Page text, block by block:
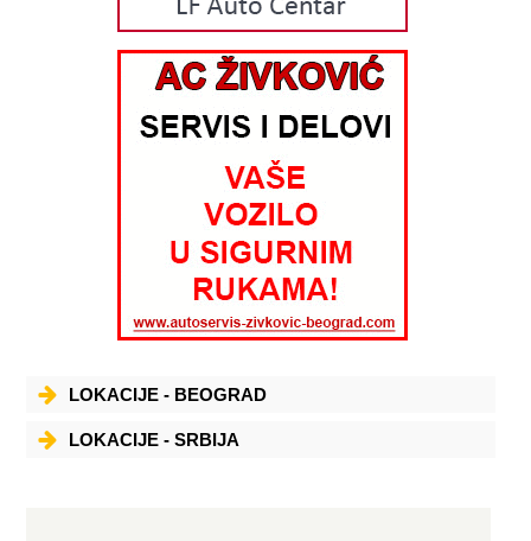
LOKACIJE - BEOGRAD
LOKACIJE - SRBIJA